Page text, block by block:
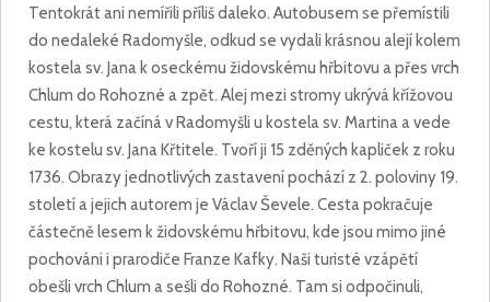
Tentokrát ani nemířili příliš daleko. Autobusem se přemístili
do nedaleké Radomyšle, odkud se vydali krásnou alejí kolem
kostela sv. Jana k oseckému židovskému hřbitovu a přes vrch
Chlum do Rohozné a zpět. Alej mezi stromy ukrývá křížovou
cestu, která začíná v Radomyšli u kostela sv. Martina a vede
ke kostelu sv. Jana Křtitele. Tvoří ji 15 zděných kapliček z roku
1736. Obrazy jednotlivých zastavení pochází z 2. poloviny 19.
století a jejich autorem je Václav Ševele. Cesta pokračuje
částečně lesem k židovskému hřbitovu, kde jsou mimo jiné
pochováni i prarodiče Franze Kafky. Naši turisté vzápětí
obešli vrch Chlum a sešli do Rohozné. Tam si odpočinuli,